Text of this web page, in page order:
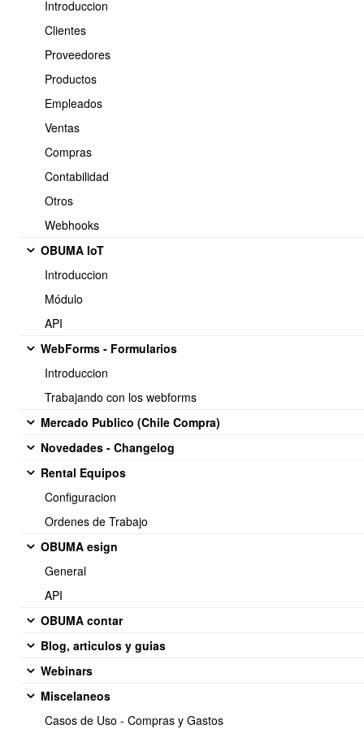
Introduccion
Clientes
Proveedores
Productos
Empleados
Ventas
Compras
Contabilidad
Otros
Webhooks
OBUMA IoT
Introduccion
Módulo
API
WebForms - Formularios
Introduccion
Trabajando con los webforms
Mercado Publico (Chile Compra)
Novedades - Changelog
Rental Equipos
Configuracion
Ordenes de Trabajo
OBUMA esign
General
API
OBUMA contar
Blog, articulos y guias
Webinars
Miscelaneos
Casos de Uso - Compras y Gastos